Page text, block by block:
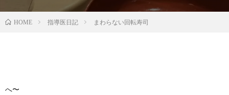
HOME 指導医日記 まわらない回転寿司
へ〜